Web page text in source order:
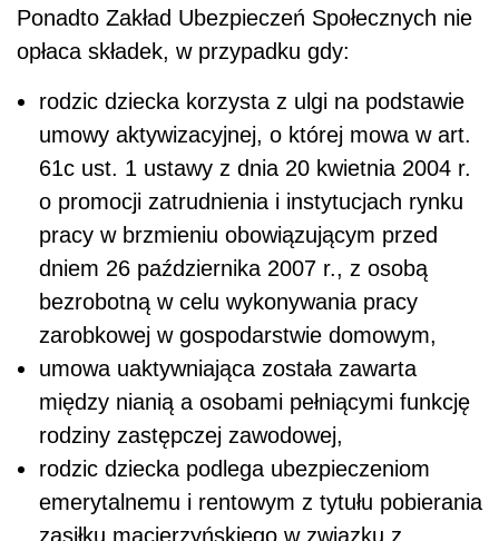
Ponadto Zakład Ubezpieczeń Społecznych nie
opłaca składek, w przypadku gdy:
rodzic dziecka korzysta z ulgi na podstawie
umowy aktywizacyjnej, o której mowa w art.
61c ust. 1 ustawy z dnia 20 kwietnia 2004 r.
o promocji zatrudnienia i instytucjach rynku
pracy w brzmieniu obowiązującym przed
dniem 26 października 2007 r., z osobą
bezrobotną w celu wykonywania pracy
zarobkowej w gospodarstwie domowym,
umowa uaktywniająca została zawarta
między nianią a osobami pełniącymi funkcję
rodziny zastępczej zawodowej,
rodzic dziecka podlega ubezpieczeniom
emerytalnemu i rentowym z tytułu pobierania
zasiłku macierzyńskiego w związku z